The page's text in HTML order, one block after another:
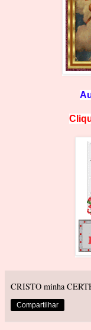
CRISTO minha
Compartilhar